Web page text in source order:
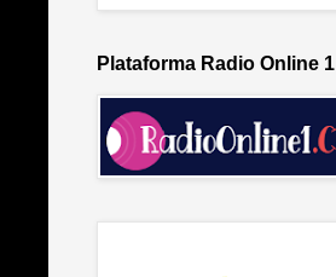
Plataforma Radio Online 1